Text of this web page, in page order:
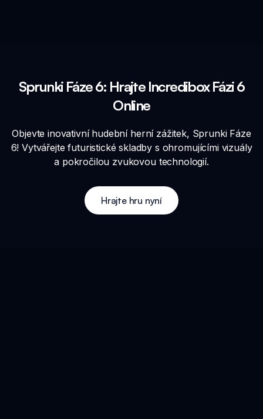
Sprunki Fáze 6: Hrajte Incredibox Fázi 6
Online
Objevte inovativní hudební herní zážitek, Sprunki Fáze
6! Vytvářejte futuristické skladby s ohromujícími vizuály
a pokročilou zvukovou technologií.
Hrajte hru nyní